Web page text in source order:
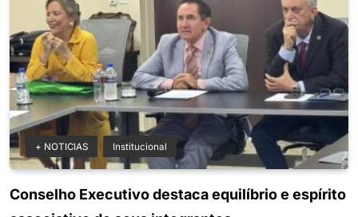
+ NOTICIAS Institucional
Conselho Executivo destaca equilíbrio e espírito